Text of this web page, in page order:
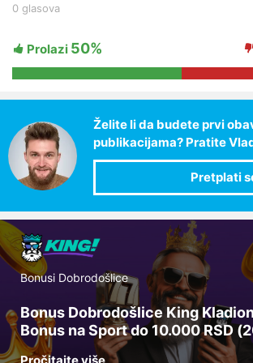
0 glasova
Prolazi 50%
Želite li da budete prvi
publikacijama? Pratite
Bonusi Dobrodošlice
Bonus Dobrodošlice King
Bonus na Sport do 10.000 RSD